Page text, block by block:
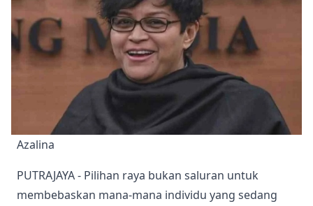
Azalina
PUTRAJAYA - Pilihan raya bukan saluran untuk
membebaskan mana-mana individu yang sedang